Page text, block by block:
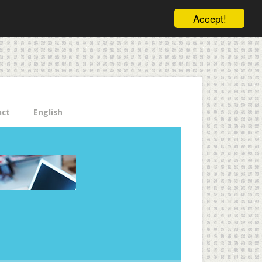
Accept!
English